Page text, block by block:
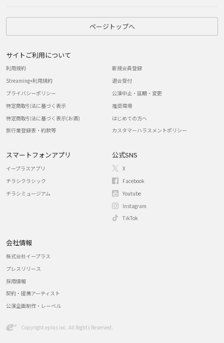
ページトップへ
サイトご利用について
利用規約
Streaming+利用規約
プライバシーポリシー
特定商取引法に基づく表示
特定商取引法に基づく表示(お酒)
旅行業登録表・約款等
新規会員登録
退会受付
公演中止・延期・変更
推奨環境
はじめての方へ
カスタマーハラスメントポリシー
スマートフォンアプリ
イープラスアプリ
チラシクラシック
チラシミュージアム
公式SNS
X
Facebook
Youtube
Instagram
TikTok
会社情報
株式会社イープラス
プレスリリース
採用情報
契約・提携アーティスト
公演企画制作・レーベル
Copyright eplus inc. All Rights Reserved.